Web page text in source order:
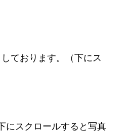
ております。（下にス
にスクロールすると写真